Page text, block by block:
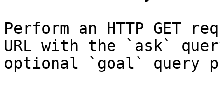
Perform an HTTP GET
URL with the `ask`
optional `goal` query